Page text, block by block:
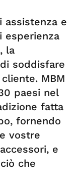
assistenza e
esperienza
la
di soddisfare
MBM
paesi nel
fatta
fornendo
vostre
e
che